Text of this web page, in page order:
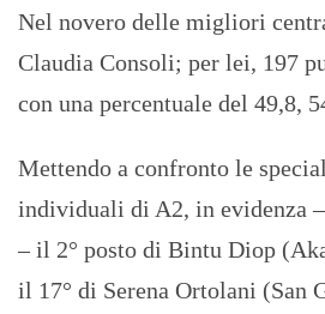
Nel novero delle migliori
Claudia Consoli; per lei, 197
con una percentuale del 49,8,
Mettendo a confronto le
individuali di A2, in evidenza
– il 2° posto di Bintu Diop
il 17° di Serena Ortolani (San